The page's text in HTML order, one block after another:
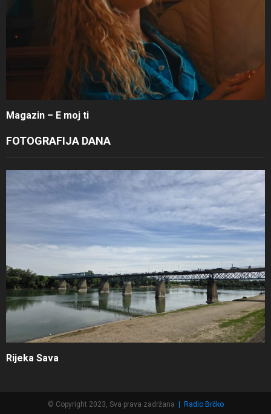
Magazin – E moj ti
FOTOGRAFIJA DANA
Rijeka Sava
© Copyright 2023, Sva prava zadržana | Radio Brčko